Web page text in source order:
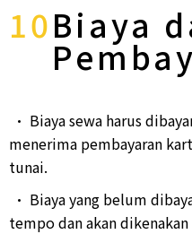
10Biaya
• Biaya sewa harus
menerima pembayaran
tunai.
• Biaya yang belum
tempo dan akan